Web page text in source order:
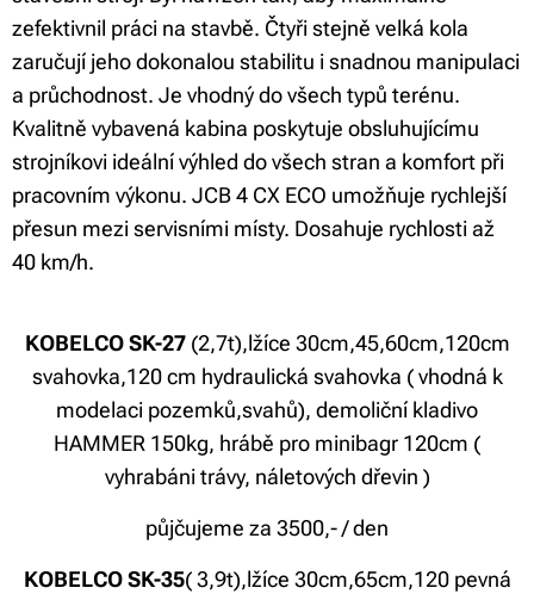
zefektivnil práci na stavbě. Čtyři stejně velká kola
zaručují jeho dokonalou stabilitu i snadnou manipulaci
a průchodnost. Je vhodný do všech typů terénu.
Kvalitně vybavená kabina poskytuje obsluhujícímu
strojníkovi ideální výhled do všech stran a komfort při
pracovním výkonu. JCB 4 CX ECO umožňuje rychlejší
přesun mezi servisními místy. Dosahuje rychlosti až
40 km/h.
KOBELCO SK-27 (2,7t),lžíce 30cm,45,60cm,120cm
svahovka,120 cm hydraulická svahovka ( vhodná k
modelaci pozemků,svahů), demoliční kladivo
HAMMER 150kg, hrábě pro minibagr 120cm (
vyhrabáni trávy, náletových dřevin )
půjčujeme za 3500,- / den
KOBELCO SK-35( 3,9t),lžíce 30cm,65cm,120 pevná